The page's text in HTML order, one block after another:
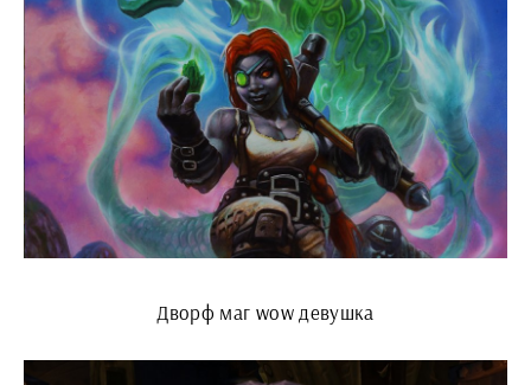
Дворф маг wow девушка